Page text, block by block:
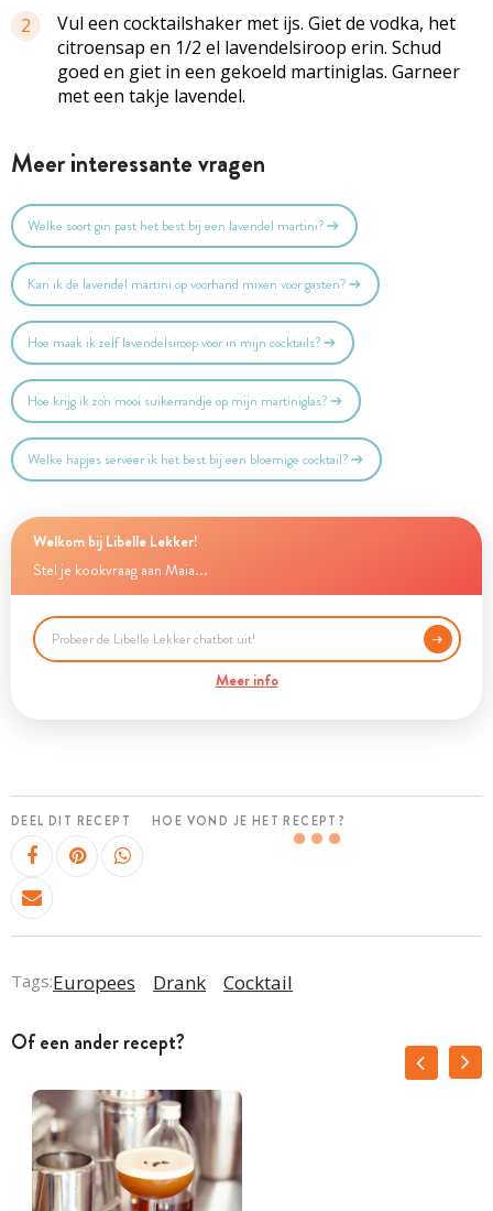
2
Vul een cocktailshaker met ijs. Giet de vodka, het
citroensap en 1/2 el lavendelsiroop erin. Schud
goed en giet in een gekoeld martiniglas. Garneer
met een takje lavendel.
Meer interessante vragen
Welke soort gin past het best bij een lavendel martini?
Kan ik de lavendel martini op voorhand mixen voor gasten?
Hoe maak ik zelf lavendelsiroop voor in mijn cocktails?
Hoe krijg ik zo'n mooi suikerrandje op mijn martiniglas?
Welke hapjes serveer ik het best bij een bloemige cocktail?
Welkom bij Libelle Lekker!
Stel je kookvraag aan Maia...
Meer info
DEEL DIT RECEPT HOE VOND JE HET RECEPT?
Tags:Europees Drank Cocktail
Of een ander recept?